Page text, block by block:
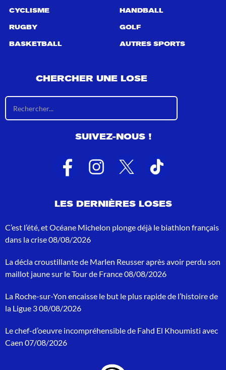
CYCLISME
RUGBY
BASKETBALL
HANDBALL
GOLF
AUTRES SPORTS
CHERCHER UNE LOSE
s
l
a
t
s
r
c
c
h
o
:
SUIVEZ-NOUS !
LES DERNIÈRES LOSES
C’est l’été, et Océane Michelon plonge déjà le biathlon français
dans la crise08/08/2026
La décla croustillante de Marlen Reusser après avoir perdu son
maillot jaune sur le Tour de France08/08/2026
La Roche-sur-Yon encaisse le but le plus rapide de l’histoire de
la Ligue 308/08/2026
Le chef-d’oeuvre incompréhensible de Fahd El Khoumisti avec
Caen 07/08/2026